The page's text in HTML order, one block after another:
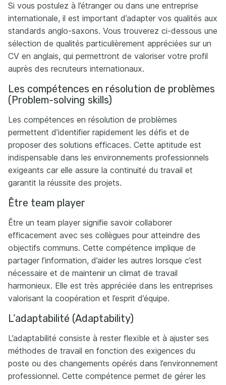
Si vous postulez à l’étranger ou dans une entreprise
internationale, il est important d’adapter vos qualités aux
standards anglo-saxons. Vous trouverez ci-dessous une
sélection de qualités particulièrement appréciées sur un
CV en anglais, qui permettront de valoriser votre profil
auprès des recruteurs internationaux.
Les compétences en résolution de problèmes
(Problem-solving skills)
Les compétences en résolution de problèmes
permettent d’identifier rapidement les défis et de
proposer des solutions efficaces. Cette aptitude est
indispensable dans les environnements professionnels
exigeants car elle assure la continuité du travail et
garantit la réussite des projets.
Être team player
Être un team player signifie savoir collaborer
efficacement avec ses collègues pour atteindre des
objectifs communs. Cette compétence implique de
partager l’information, d’aider les autres lorsque c’est
nécessaire et de maintenir un climat de travail
harmonieux. Elle est très appréciée dans les entreprises
valorisant la coopération et l’esprit d’équipe.
L’adaptabilité (Adaptability)
L’adaptabilité consiste à rester flexible et à ajuster ses
méthodes de travail en fonction des exigences du
poste ou des changements opérés dans l’environnement
professionnel. Cette compétence permet de gérer les